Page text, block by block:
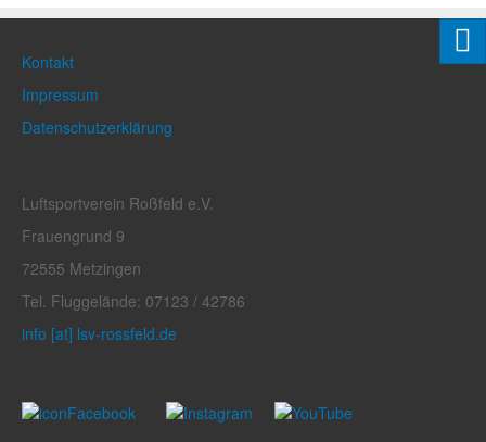
Kontakt
Impressum
Datenschutzerklärung
Luftsportverein Roßfeld e.V.
Frauengrund 9
72555 Metzingen
Tel. Fluggelände: 07123 / 42786
info [at] lsv-rossfeld.de